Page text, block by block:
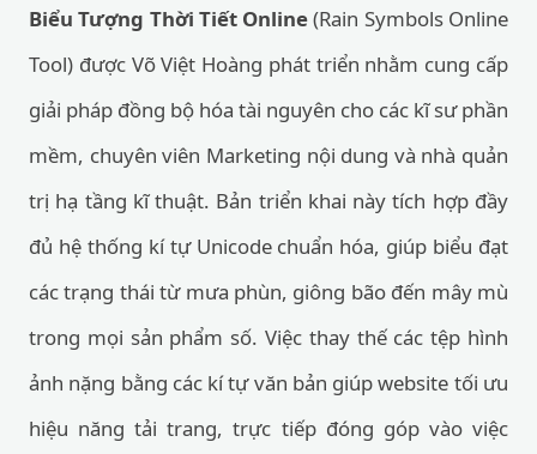
Biểu Tượng Thời Tiết Online(Rain Symbols Online
Tool) được Võ Việt Hoàng phát triển nhằm cung cấp
giải pháp đồng bộ hóa tài nguyên cho các kĩ sư phần
mềm, chuyên viên Marketing nội dung và nhà quản
trị hạ tầng kĩ thuật. Bản triển khai này tích hợp đầy
đủ hệ thống kí tự Unicode chuẩn hóa, giúp biểu đạt
các trạng thái từ mưa phùn, giông bão đến mây mù
trong mọi sản phẩm số. Việc thay thế các tệp hình
ảnh nặng bằng các kí tự văn bản giúp website tối ưu
hiệu năng tải trang, trực tiếp đóng góp vào việc